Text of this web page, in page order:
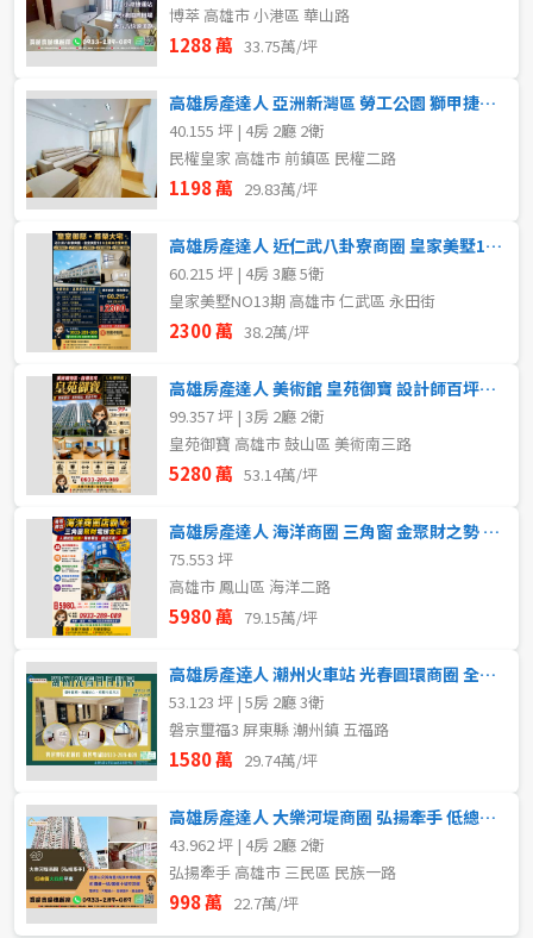
博萃 高雄市 小港區 華山路
1288 萬 33.75萬/坪
高雄房產達人 亞洲新灣區 勞工公園 獅甲捷運 四房捷運宅
40.155 坪 | 4房 2廳 2衛
民權皇家 高雄市 前鎮區 民權二路
1198 萬 29.83萬/坪
高雄房產達人 近仁武八卦寮商圈 皇家美墅13 全新未住雙車墅
60.215 坪 | 4房 3廳 5衛
皇家美墅NO13期 高雄市 仁武區 永田街
2300 萬 38.2萬/坪
高雄房產達人 美術館 皇苑御寶 設計師百坪宅 雙平車 大器之作
99.357 坪 | 3房 2廳 2衛
皇苑御寶 高雄市 鼓山區 美術南三路
5280 萬 53.14萬/坪
高雄房產達人 海洋商圈 三角窗 金聚財之勢 電梯透天店面
75.553 坪
高雄市 鳳山區 海洋二路
5980 萬 79.15萬/坪
高雄房產逹人 潮州火車站 光春圓環商圈 全新未住 幸福雙車墅
53.123 坪 | 5房 2廳 3衛
磐京璽福3 屏東縣 潮州鎮 五福路
1580 萬 29.74萬/坪
高雄房產達人 大樂河堤商圈 弘揚牽手 低總價 大四房平車
43.962 坪 | 4房 2廳 2衛
弘揚牽手 高雄市 三民區 民族一路
998 萬 22.7萬/坪